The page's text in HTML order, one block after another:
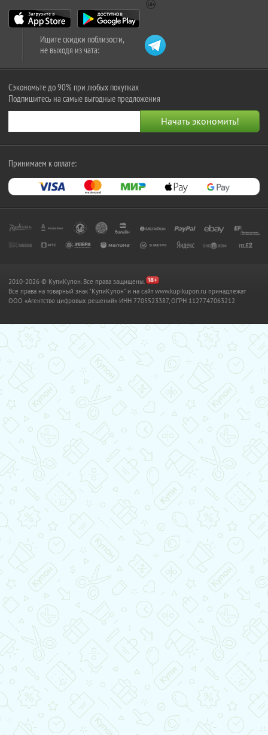
Ищите скидки поблизости,
не выходя из чата:
Сэкономьте до 90% при любых покупках
Подпишитесь на самые выгодные предложения
Принимаем к оплате:
2010-2026 © КупиКупон. Все права защищены.
Все права на товарный знак "КупиКупон" и на сайт www.kupikupon.ru принадлежат
OOO «Агентство цифровых решений» ИНН 7705523387, ОГРН 1127747063212